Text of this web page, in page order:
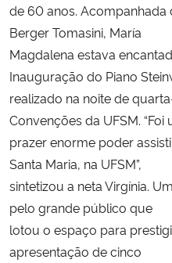
Ministério do Desenvolvimento
Controladoria-Geral da União
Ministério da Mulher, da Família e
Secretaria-Geral
Secretaria de Governo
Gabinete de Segurança Institucional
de 60 anos. Acompanhada
Berger Tomasini, María
Magdalena estava
Inauguração do Piano
realizado na noite de
Convenções da UFSM. “Foi
prazer enorme poder
Santa Maria, na UFSM”,
sintetizou a neta Virgínia.
pelo grande público que
lotou o espaço para
apresentação de cinco